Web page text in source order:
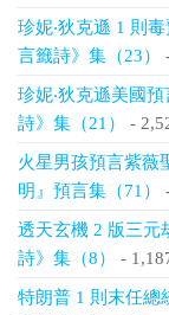
珍妮‧狄克遜 1 則
言籤詩》集（23）
珍妮‧狄克遜美國
詩》集（21）
-
火星男孩預言紫薇
明』預言集（71）
透天玄機 2 版三元
詩》集（8）
-
特朗普 1 則末任總